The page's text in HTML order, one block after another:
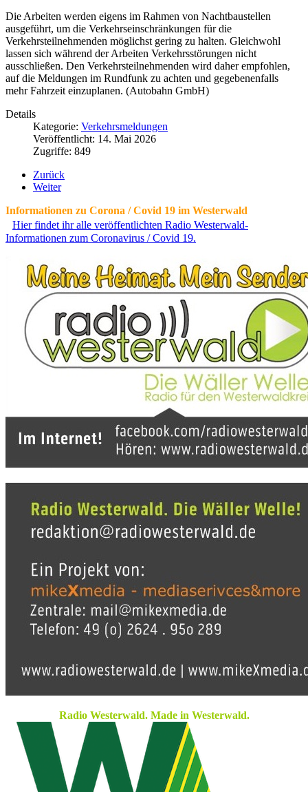
Die Arbeiten werden eigens im Rahmen von Nachtbaustellen
ausgeführt, um die Verkehrseinschränkungen für die
Verkehrsteilnehmenden möglichst gering zu halten. Gleichwohl
lassen sich während der Arbeiten Verkehrsstörungen nicht
ausschließen. Den Verkehrsteilnehmenden wird daher empfohlen,
auf die Meldungen im Rundfunk zu achten und gegebenenfalls
mehr Fahrzeit einzuplanen. (Autobahn GmbH)
Details
Kategorie: Verkehrsmeldungen
Veröffentlicht: 14. Mai 2026
Zugriffe: 849
Zurück
Weiter
Informationen zu Corona / Covid 19 im Westerwald
Hier findet ihr alle veröffentlichten Radio Westerwald-
Informationen zum Coronavirus / Covid 19.
Radio Westerwald. Made in Westerwald.